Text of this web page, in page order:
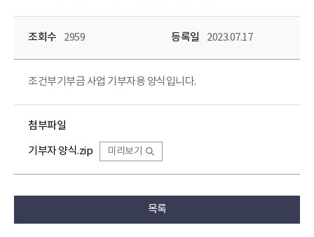
조회수 2959 등록일 2023.07.17
조건부기부금 사업 기부자용 양식입니다.
첨부파일
기부자 양식.zip 미리보기
목록